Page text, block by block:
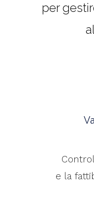
per
e la